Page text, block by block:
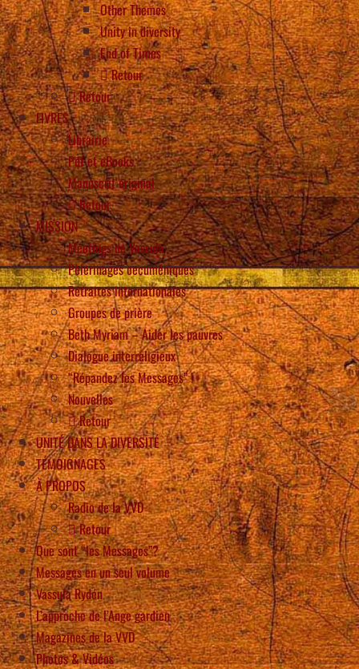
Other Themes
Unity in diversity
End of Times
Retour
Retour
LIVRES
Librairie
Pdf et eBooks
Manuscrit original
Retour
MISSION
Meetings de Vassula
Pèlerinages oecuméniques
Retraites internationales
Groupes de prière
Beth Myriam – Aider les pauvres
Dialogue interreligieux
“Répandez les Messages” !
Nouvelles
Retour
UNITÉ DANS LA DIVERSITÉ
TÉMOIGNAGES
À PROPOS
Radio de la VVD
Retour
Que sont “les Messages”?
Messages en un seul volume
Vassula Rydén
L’approche de l’Ange gardien
Magazines de la VVD
Photos & Vidéos